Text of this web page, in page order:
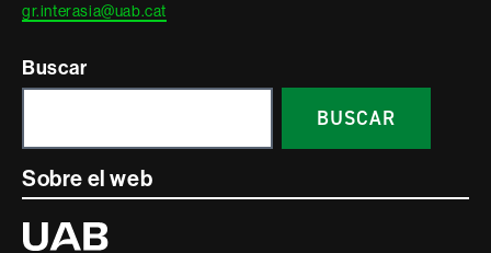
gr.interasia@uab.cat
Buscar
BUSCAR
Sobre el web
Universitat
Autònoma